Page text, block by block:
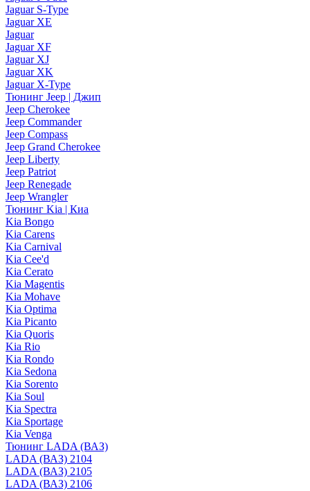
Jaguar S-Type
Jaguar XE
Jaguar
Jaguar XF
Jaguar XJ
Jaguar XK
Jaguar X-Type
Тюнинг Jeep | Джип
Jeep Cherokee
Jeep Commander
Jeep Compass
Jeep Grand Cherokee
Jeep Liberty
Jeep Patriot
Jeep Renegade
Jeep Wrangler
Тюнинг Kia | Киа
Kia Bongo
Kia Carens
Kia Carnival
Kia Cee'd
Kia Cerato
Kia Magentis
Kia Mohave
Kia Optima
Kia Picanto
Kia Quoris
Kia Rio
Kia Rondo
Kia Sedona
Kia Sorento
Kia Soul
Kia Spectra
Kia Sportage
Kia Venga
Тюнинг LADA (ВАЗ)
LADA (ВАЗ) 2104
LADA (ВАЗ) 2105
LADA (ВАЗ) 2106